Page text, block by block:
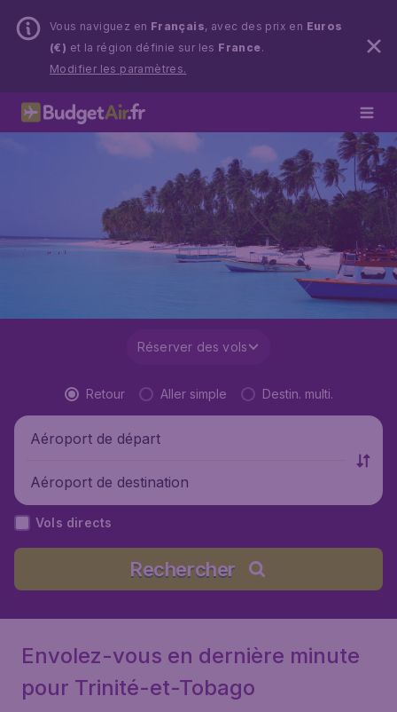
Vous naviguez en Français, avec des prix en Euros
(€) et la région définie sur les France.
Modifier les paramètres.
Réserver des vols
Retour Aller simple Destin. multi.
Aéroport de départ
Aéroport de destination
Vols directs
Rechercher
Envolez-vous en dernière minute
pour Trinité-et-Tobago